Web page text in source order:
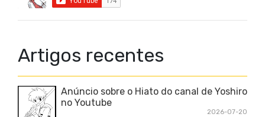
Artigos recentes
Anúncio sobre o Hiato do canal de Yoshiro
no Youtube
2026-07-20